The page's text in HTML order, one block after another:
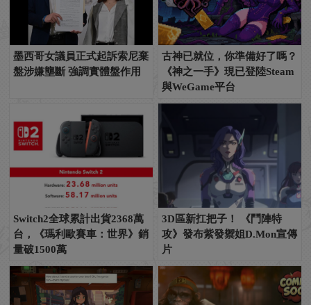
墨西哥女議員正式起訴索尼棄
盤涉嫌壟斷 強調實體盤作用
古神已就位，你準備好了嗎？
《神之一手》現已登陸Steam
與WeGame平台
Switch2全球累計出貨2368萬
台，《瑪利歐賽車：世界》銷
量破1500萬
3D區新扛把子！ 《鬥陣特
攻》發布紫發禦姐D.Mon宣傳
片